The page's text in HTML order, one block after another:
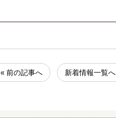
« 前の記事へ 新着情報一覧へ